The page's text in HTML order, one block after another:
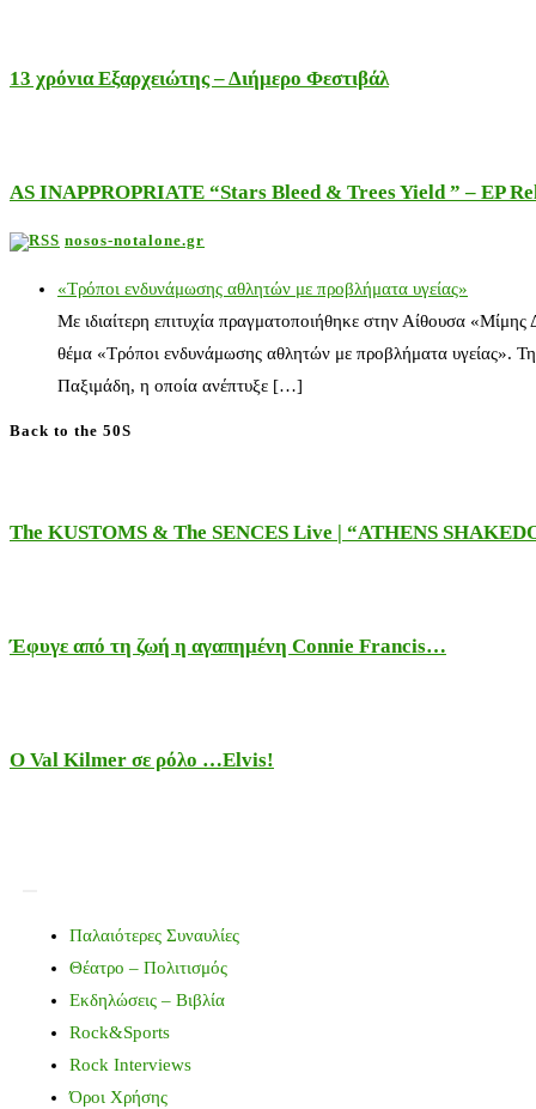
13 χρόνια Εξαρχειώτης – Διήμερο Φεστιβάλ
AS INAPPROPRIATE “Stars Bleed & Trees Yield ” – EP
nosos-notalone.gr
«Τρόποι ενδυνάμωσης αθλητών με προβλήματα υγείας»
Με ιδιαίτερη επιτυχία πραγματοποιήθηκε στην Αίθουσα
θέμα «Τρόποι ενδυνάμωσης αθλητών με προβλήματα υγείας».
Παξιμάδη, η οποία ανέπτυξε […]
Back to the 50S
The KUSTOMS & The SENCES Live | “ATHENS
Έφυγε από τη ζωή η αγαπημένη Connie Francis…
Ο Val Kilmer σε ρόλο …Elvis!
Παλαιότερες Συναυλίες
Θέατρο – Πολιτισμός
Εκδηλώσεις – Βιβλία
Rock&Sports
Rock Interviews
Όροι Χρήσης